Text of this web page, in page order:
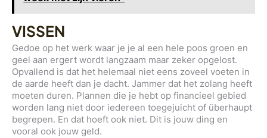
VISSEN
Gedoe op het werk waar je je al een hele poos groen en
geel aan ergert wordt langzaam maar zeker opgelost.
Opvallend is dat het helemaal niet eens zoveel voeten in
de aarde heeft dan je dacht. Jammer dat het zolang heeft
moeten duren. Plannen die je hebt op financieel gebied
worden lang niet door iedereen toegejuicht of überhaupt
begrepen. En dat hoeft ook niet. Dit is jouw ding en
vooral ook jouw geld.